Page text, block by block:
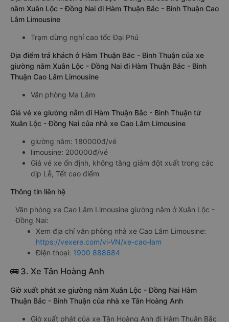
Bắc - Bình Thuận từ Xuân Lộc - Đồng Nai giường nằm:
05:00, 11:30, 13:30, 17:30, 19:30
Địa điểm đón khách ở Xuân Lộc - Đồng Nai của xe giường
Lâm Limousine
Trạm dừng nghỉ cao tốc Đại Phú
Địa điểm trả khách ở Hàm Thuận Bắc - Bình Thuận của xe
Thuận Cao Lâm Limousine
Giá vé xe giường nằm đi Hàm Thuận Bắc - Bình Thuận từ
Xuân Lộc - Đồng Nai của nhà xe Cao Lâm Limousine
giường nằm: 180000đ/vé
limousine: 200000đ/vé
dịp Lễ, Tết cao điểm
Thông tin liên hệ
Văn phòng xe Cao Lâm Limousine giường nằm ở Xuân Lộc -
Đồng Nai:
Xem địa chỉ văn phòng nhà xe Cao Lâm Limousine:
https://vexere.com/vi-VN/xe-cao-lam
Điện thoại:1900 888684
🚌 3. Xe Tân Hoàng Anh